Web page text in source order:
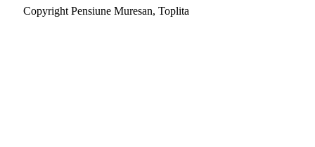
Copyright Pensiune Muresan, Toplita